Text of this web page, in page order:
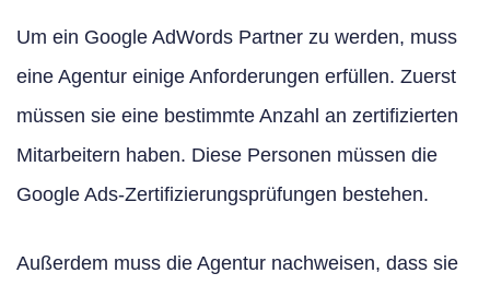
Um ein Google AdWords Partner zu werden, muss
eine Agentur einige Anforderungen erfüllen. Zuerst
müssen sie eine bestimmte Anzahl an zertifizierten
Mitarbeitern haben. Diese Personen müssen die
Google Ads-Zertifizierungsprüfungen bestehen.
Außerdem muss die Agentur nachweisen, dass sie